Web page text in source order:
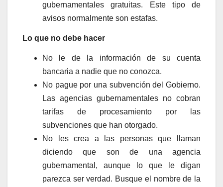
gubernamentales gratuitas. Este tipo de
avisos normalmente son estafas.
Lo que no debe hacer
No le de la información de su cuenta
bancaria a nadie que no conozca.
No pague por una subvención del Gobierno.
Las agencias gubernamentales no cobran
tarifas de procesamiento por las
subvenciones que han otorgado.
No les crea a las personas que llaman
diciendo que son de una agencia
gubernamental, aunque lo que le digan
parezca ser verdad. Busque el nombre de la